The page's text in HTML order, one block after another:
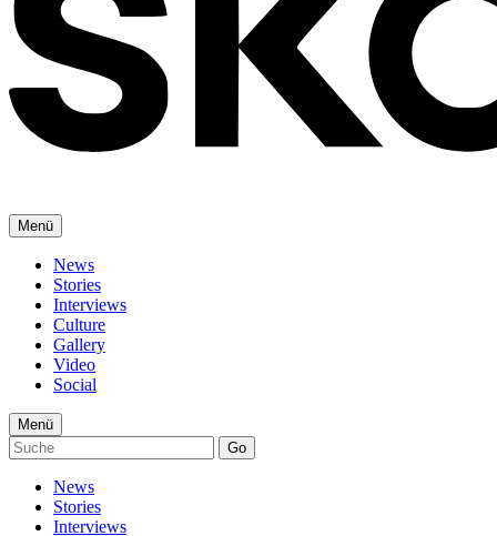
Menü
News
Stories
Interviews
Culture
Gallery
Video
Social
Menü
Go
News
Stories
Interviews